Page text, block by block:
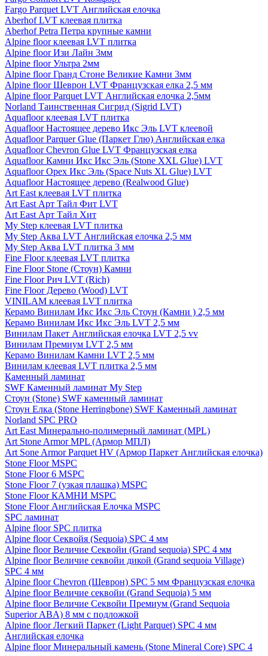
Fargo Parquet LVT Английская елочка
Aberhof LVT клеевая плитка
Aberhof Petra Петра крупные камни
Alpine floor клеевая LVT плитка
Alpine floor Изи Лайн 3мм
Alpine floor Ультра 2мм
Alpine floor Гранд Стоне Великие Камни 3мм
Alpine floor Шеврон LVT Французская елка 2,5 мм
Alpine floor Parquet LVT Английская елочка 2,5мм
Norland Таинственная Сигрид (Sigrid LVT)
Aquafloor клеевая LVT плитка
Aquafloor Настоящее дерево Икс Эль LVT клеевой
Aquafloor Parquer Glue (Паркет Глю) Английская елка
Aquafloor Chevron Glue LVT Французская елка
Aquafloor Камни Икс Икс Эль (Stone XXL Glue) LVT
Aquafloor Орех Икс Эль (Space Nuts XL Glue) LVT
Aquafloor Настоящее дерево (Realwood Glue)
Art East клеевая LVT плитка
Art East Арт Тайл Фит LVT
Art East Арт Тайл Хит
My Step клеевая LVT плитка
My Step Аква LVT Английская елочка 2,5 мм
My Step Аква LVT плитка 3 мм
Fine Floor клеевая LVT плитка
Fine Floor Stone (Стоун) Камни
Fine Floor Рич LVT (Rich)
Fine Floor Дерево (Wood) LVT
VINILAM клеевая LVT плитка
Керамо Винилам Икс Икс Эль Стоун (Камни ) 2,5 мм
Керамо Винилам Икс Икс Эль LVT 2,5 мм
Винилам Пакет Английская елочка LVT 2,5 vv
Винилам Премиум LVT 2,5 мм
Керамо Винилам Камни LVT 2,5 мм
Винилам клеевая LVT плитка 2,5 мм
Каменный ламинат
SWF Каменный ламинат My Step
Стоун (Stone) SWF каменный ламинат
Стоун Елка (Stone Herringbone) SWF Каменный ламинат
Norland SPC PRO
Art East Минерально-полимерный ламинат (MPL)
Art Stone Armor MPL (Армор МПЛ)
Art Sone Armor Parquet HV (Армор Паркет Английская елочка)
Stone Floor MSPC
Stone Floor 6 MSPC
Stone Floor 7 (узкая плашка) MSPC
Stone Floor КАМНИ MSPC
Stone Floor Английская Елочка MSPC
SPC ламинат
Alpine floor SPC плитка
Alpine floor Секвойя (Sequoia) SPC 4 мм
Alpine floor Величие Секвойи (Grand sequoia) SPC 4 мм
Alpine floor Величие секвойи дикой (Grand sequoia Village)
SPC 4 мм
Alpine floor Chevron (Шеврон) SPC 5 мм Французская елочка
Alpine floor Величие секвойи (Grand Sequoia) 5 мм
Alpine floor Величие Секвойи Премиум (Grand Sequoia
Superior ABA) 8 мм с подложкой
Alpine floor Легкий Паркет (Light Parquet) SPC 4 мм
Английская елочка
Alpine floor Минеральный камень (Stone Mineral Core) SPC 4